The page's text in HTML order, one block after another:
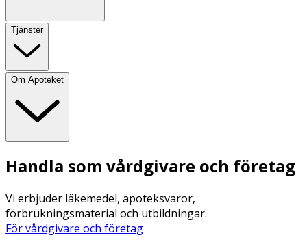
Tjänster
Om Apoteket
Handla som vårdgivare och företag
Vi erbjuder läkemedel, apoteksvaror,
förbrukningsmaterial och utbildningar.
För vårdgivare och företag